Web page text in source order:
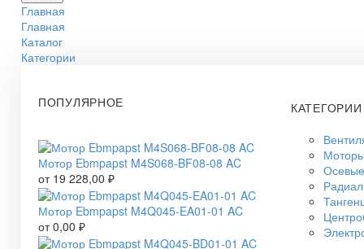
Главная
Главная
Каталог
Категории
ПОПУЛЯРНОЕ
Мотор Ebmpapst M4S068-BF08-08 AC
от 19 228,00 ₽
Мотор Ebmpapst M4Q045-EA01-01 AC
от0,00 ₽
КАТЕГОРИИ